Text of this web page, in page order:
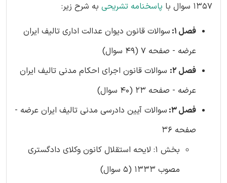
1357 سوال با
پاسخنامه تشریحی به شرح زیر:
فصل 1:
سوالات قانون دیوان عدالت اداری تالیف ایران
عرضه - صفحه 7 (49 سوال)
فصل 2:
سوالات قانون اجرای احکام مدنی تالیف ایران
عرضه - صفحه 23 (40 سوال)
فصل 3:
سوالات آیین دادرسی مدنی تالیف ایران عرضه -
صفحه 36
بخش 1: لایحه استقلال کانون وکلای دادگستری
مصوب 1333 (5 سوال)